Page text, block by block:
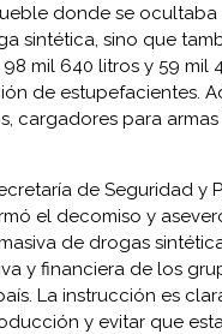
donde se ocultaba
sintética, sino que
mil 640 litros y 59 mil
de estupefacientes.
cargadores para
de Seguridad y
el decomiso y
de drogas
y financiera de los
La instrucción es
y evitar que